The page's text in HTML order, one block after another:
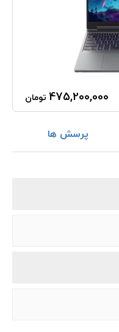
475,200,000 تومان
پرسش ها